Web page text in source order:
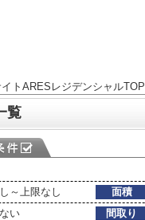
トARESレジデンシャルTOP
覧
～上限なし 面積
い 間取り